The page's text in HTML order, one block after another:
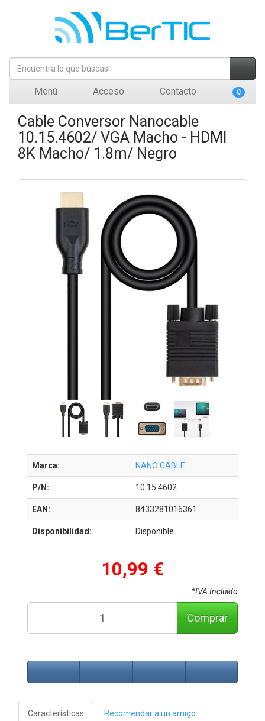
Menú Acceso Contacto 0
Cable Conversor Nanocable
10.15.4602/ VGA Macho - HDMI
8K Macho/ 1.8m/ Negro
Marca: NANO CABLE
P/N: 10.15.4602
EAN: 8433281016361
Disponibilidad: Disponible
10,99 €
*IVA Incluido
Comprar
Características Recomendar a un amigo